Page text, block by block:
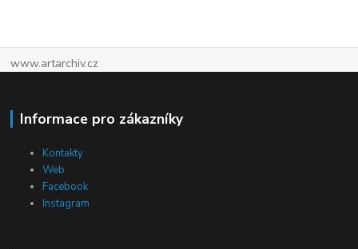
www.artarchiv.cz
Informace pro zákazníky
Kontakty
Web
Facebook
Instagram